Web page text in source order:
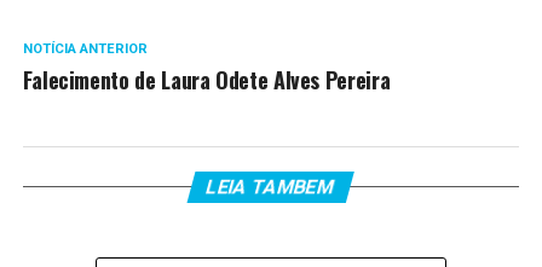
NOTÍCIA ANTERIOR
Falecimento de Laura Odete Alves Pereira
LEIA TAMBEM